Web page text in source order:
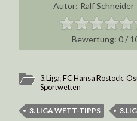
Autor: Ralf Schneider
0/
3.Liga,FC Hansa Rostock,
Sportwetten
3. LIGA WETT-TIPPS